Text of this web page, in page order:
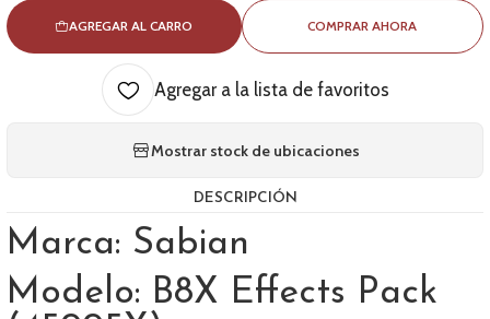
AGREGAR AL CARRO COMPRAR AHORA
Agregar a la lista de favoritos
Mostrar stock de ubicaciones
DESCRIPCIÓN
Marca: Sabian
Modelo: B8X Effects Pack